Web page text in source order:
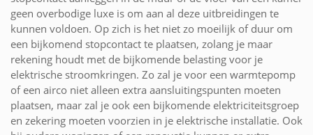
geen overbodige luxe is om aan al deze uitbreidingen te
kunnen voldoen. Op zich is het niet zo moeilijk of duur om
een bijkomend stopcontact te plaatsen, zolang je maar
rekening houdt met de bijkomende belasting voor je
elektrische stroomkringen. Zo zal je voor een warmtepomp
of een airco niet alleen extra aansluitingspunten moeten
plaatsen, maar zal je ook een bijkomende elektriciteitsgroep
en zekering moeten voorzien in je elektrische installatie. Ook